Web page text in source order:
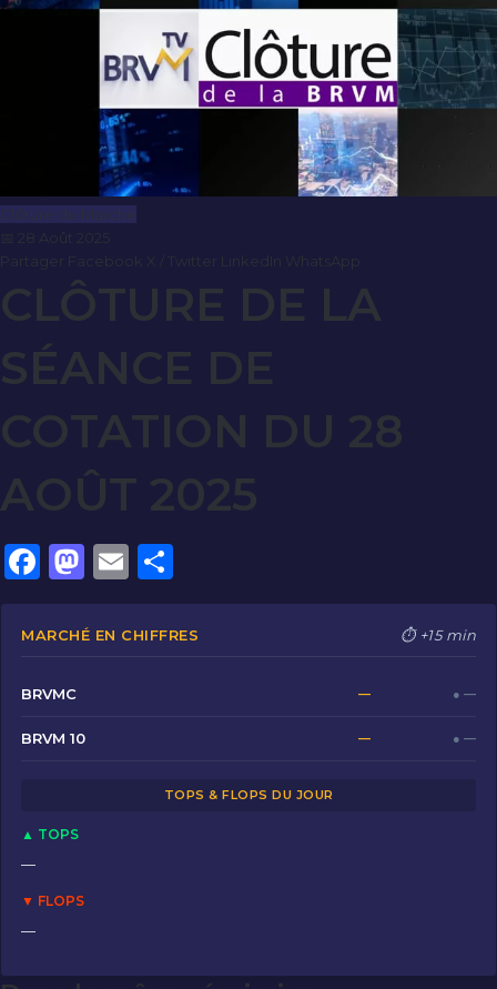
Clôture de Marché
📅 28 Août 2025
CLÔTURE DE LA
SÉANCE DE
COTATION DU 28
AOÛT 2025
F
a
c
b
o
o
M
a
st
o
n
E
m
ai
ar
ta
MARCHÉ EN CHIFFRES ⏱ +15 min
BRVMC — ● —
BRVM 10 — ● —
TOPS & FLOPS DU JOUR
▲ TOPS
—
▼ FLOPS
—